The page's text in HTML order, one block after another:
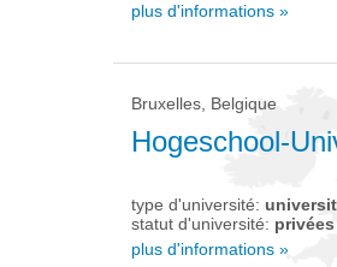
plus d'informations »
Bruxelles, Belgique
Hogeschool-
type d'université:
statut d'université: privées
plus d'informations »